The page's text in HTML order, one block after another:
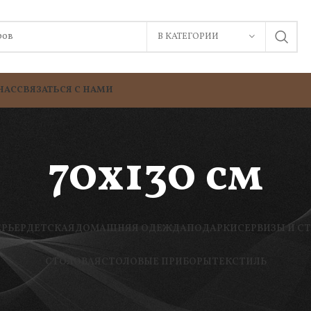
В КАТЕГОРИИ
СВЯЗАТЬСЯ С НАМИ
70х130 см
ДЕТСКАЯДОМАШНЯЯ ОДЕЖДАПОДАРКИСЕРВИЗЫ И
СТОЛОВАЯ СТОЛОВЫЕ ПРИБОРЫТЕКСТИЛЬ